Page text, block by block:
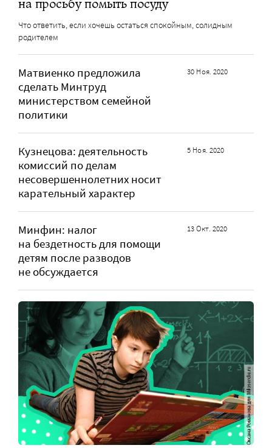
на просьбу помыть посуду
Что ответить, если хочешь остаться спокойным, солидным
родителем
Матвиенко предложила
сделать Минтруд
министерством семейной
политики
30 Ноя. 2020
Кузнецова: деятельность
комиссий по делам
несовершеннолетних носит
карательный характер
5 Ноя. 2020
Минфин: налог
на бездетность для помощи
детям после разводов
не обсуждается
13 Окт. 2020